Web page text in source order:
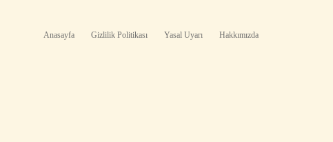
Anasayfa Gizlilik Politikası Yasal Uyarı Hakkımızda